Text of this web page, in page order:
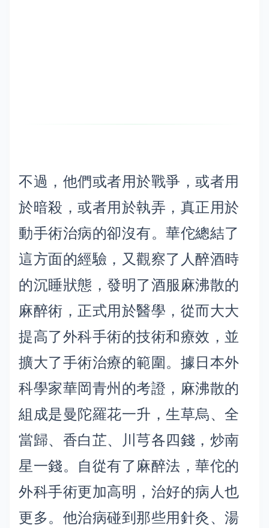
不過，他們或者用於戰爭，或者用
於暗殺，或者用於執弄，真正用於
動手術治病的卻沒有。華佗總結了
這方面的經驗，又觀察了人醉酒時
的沉睡狀態，發明了酒服麻沸散的
麻醉術，正式用於醫學，從而大大
提高了外科手術的技術和療效，並
擴大了手術治療的範圍。據日本外
科學家華岡青州的考證，麻沸散的
組成是曼陀羅花一升，生草烏、全
當歸、香白芷、川芎各四錢，炒南
星一錢。自從有了麻醉法，華佗的
外科手術更加高明，治好的病人也
更多。他治病碰到那些用針灸、湯